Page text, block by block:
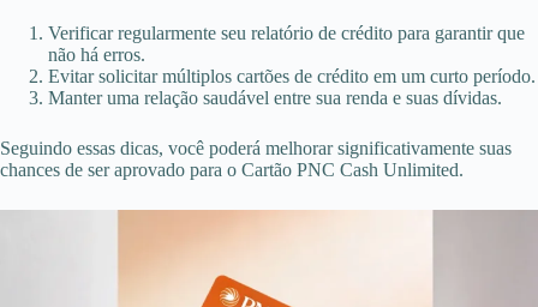
Verificar regularmente seu relatório de crédito para garantir que
não há erros.
Evitar solicitar múltiplos cartões de crédito em um curto período.
Manter uma relação saudável entre sua renda e suas dívidas.
Seguindo essas dicas, você poderá melhorar significativamente suas
chances de ser aprovado para o Cartão PNC Cash Unlimited.